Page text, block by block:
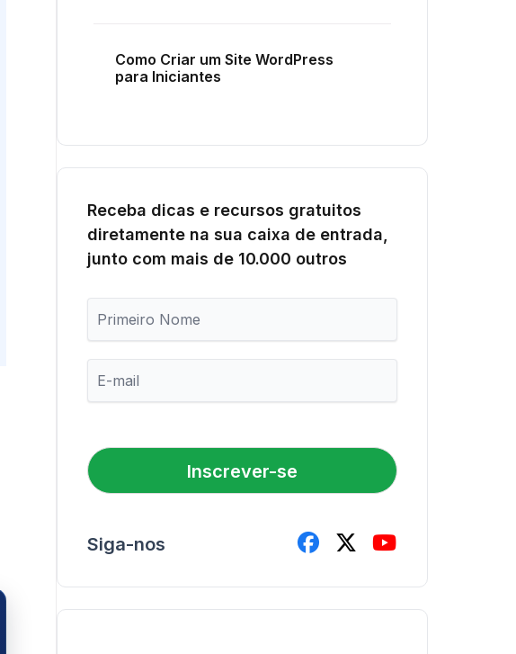
Como Criar um Site WordPress
para Iniciantes
Receba dicas e recursos gratuitos
diretamente na sua caixa de entrada,
junto com mais de 10.000 outros
i
m
N
o
m
m
l
*
Inscrever-se
Siga-nos